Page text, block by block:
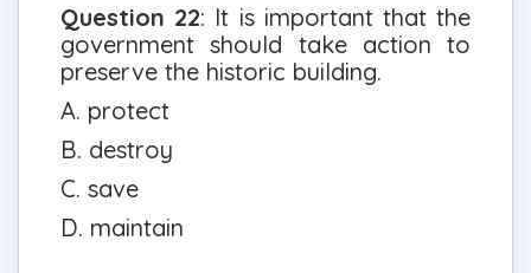
Question 22: It is important that the
government should take action to
preserve the historic building.
A. protect
B. destroy
C. save
D. maintain